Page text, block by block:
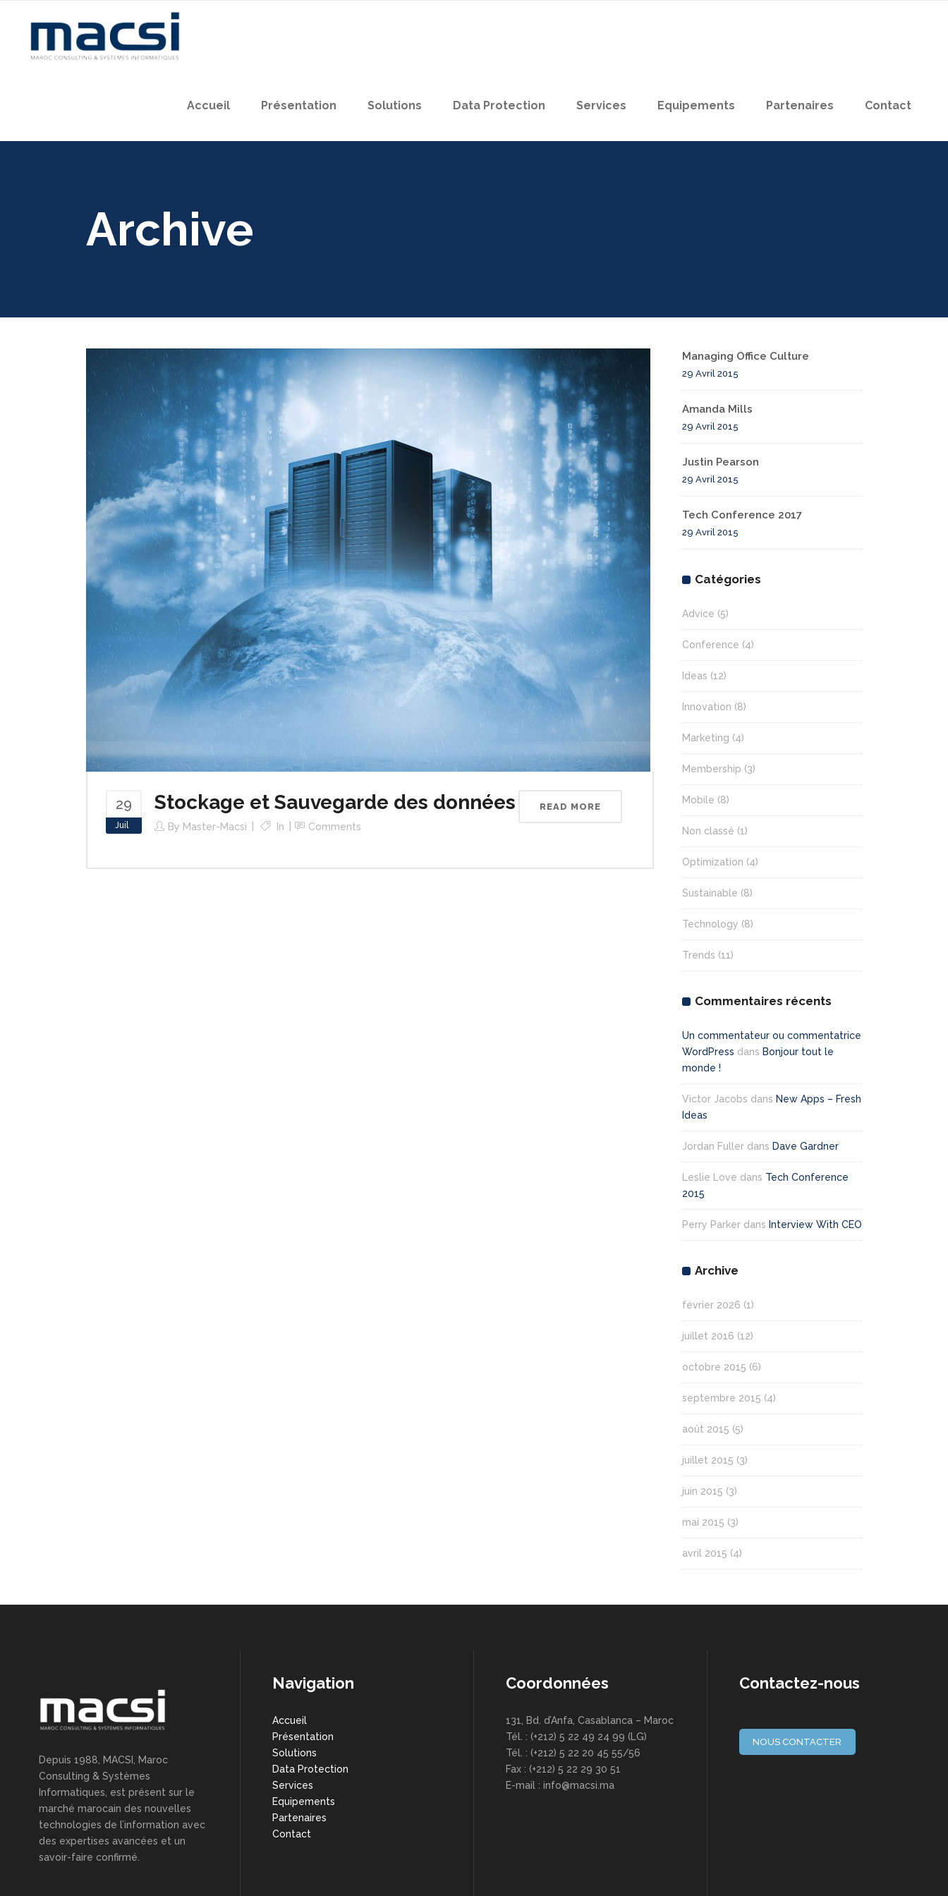
Accueil Présentation Solutions Data Protection Services Equipements Partenaires Contact
Archive
29
Juil
Stockage et Sauvegarde des données
By Master-Macsi In Comments
READ MORE
Managing Office Culture
29 Avril 2015
Amanda Mills
29 Avril 2015
Justin Pearson
29 Avril 2015
Tech Conference 2017
29 Avril 2015
Catégories
Advice (5)
Conference (4)
Ideas (12)
Innovation (8)
Marketing (4)
Membership (3)
Mobile (8)
Non classé (1)
Optimization (4)
Sustainable (8)
Technology (8)
Trends (11)
Commentaires récents
Un commentateur ou commentatrice
WordPress dans Bonjour tout le
monde !
Victor Jacobs dans New Apps – Fresh
Ideas
Jordan Fuller dans Dave Gardner
Leslie Love dans Tech Conference
2015
Perry Parker dans Interview With CEO
Archive
février 2026 (1)
juillet 2016 (12)
octobre 2015 (6)
septembre 2015 (4)
août 2015 (5)
juillet 2015 (3)
juin 2015 (3)
mai 2015 (3)
avril 2015 (4)
Depuis 1988, MACSI, Maroc
Consulting & Systèmes
Informatiques, est présent sur le
marché marocain des nouvelles
technologies de l’information avec
des expertises avancées et un
savoir-faire confirmé.
Navigation
Accueil
Présentation
Solutions
Data Protection
Services
Equipements
Partenaires
Contact
Coordonnées
131, Bd. d’Anfa, Casablanca – Maroc
Tél. : (+212) 5 22 49 24 99 (LG)
Tél. : (+212) 5 22 20 45 55/56
Fax : (+212) 5 22 29 30 51
E-mail : info@macsi.ma
Contactez-nous
NOUS CONTACTER